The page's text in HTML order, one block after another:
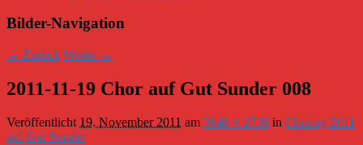
Bilder-Navigation
← Zurück Weiter →
2011-11-19 Chor auf Gut Sunder 008
Veröffentlicht 19. November 2011 am 3648 × 2736 in Chortag 2011
auf Gut Sunder